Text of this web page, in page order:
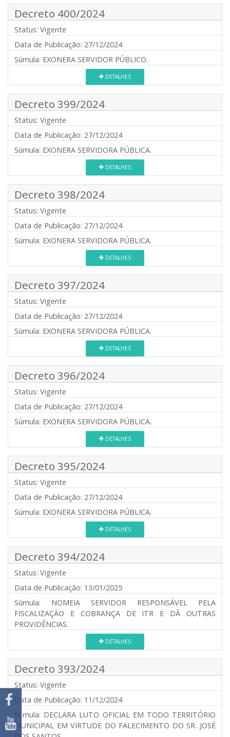
Decreto 400/2024
Status: Vigente
Data de Publicação: 27/12/2024
Súmula: EXONERA SERVIDOR PÚBLICO.
DETALHES
Decreto 399/2024
Status: Vigente
Data de Publicação: 27/12/2024
Súmula: EXONERA SERVIDORA PÚBLICA.
DETALHES
Decreto 398/2024
Status: Vigente
Data de Publicação: 27/12/2024
Súmula: EXONERA SERVIDORA PÚBLICA.
DETALHES
Decreto 397/2024
Status: Vigente
Data de Publicação: 27/12/2024
Súmula: EXONERA SERVIDORA PÚBLICA.
DETALHES
Decreto 396/2024
Status: Vigente
Data de Publicação: 27/12/2024
Súmula: EXONERA SERVIDORA PÚBLICA.
DETALHES
Decreto 395/2024
Status: Vigente
Data de Publicação: 27/12/2024
Súmula: EXONERA SERVIDORA PÚBLICA.
DETALHES
Decreto 394/2024
Status: Vigente
Data de Publicação: 13/01/2025
Súmula: NOMEIA SERVIDOR RESPONSÁVEL PELA
FISCALIZAÇÃO E COBRANÇA DE ITR E DÁ OUTRAS
PROVIDÊNCIAS.
DETALHES
Decreto 393/2024
Status: Vigente
Data de Publicação: 11/12/2024
Súmula: DECLARA LUTO OFICIAL EM TODO TERRITÓRIO
MUNICIPAL EM VIRTUDE DO FALECIMENTO DO SR. JOSÉ